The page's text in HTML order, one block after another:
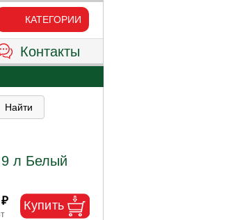
КАТЕГОРИИ
Контакты
л Белый